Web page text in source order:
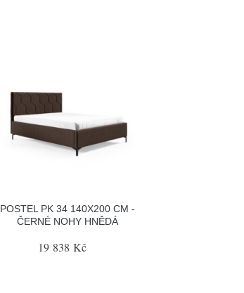
POSTEL PK 34 140X200 CM -
ČERNÉ NOHY HNĚDÁ
19 838 Kč